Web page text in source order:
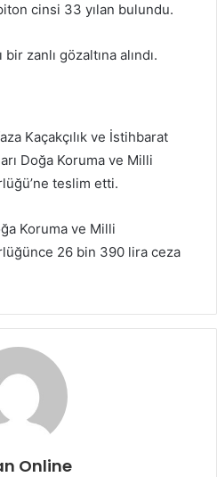
cinsi 33 yılan bulundu.
zanlı gözaltına alındı.
Kaçakçılık ve İstihbarat
Doğa Koruma ve Milli
teslim etti.
Koruma ve Milli
26 bin 390 lira ceza
Online